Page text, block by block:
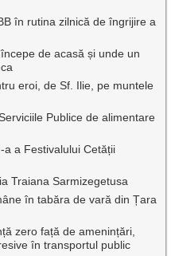
în rutina zilnică de îngrijire a
de acasă și unde un
eroi, de Sf. Ilie, pe muntele
Publice de alimentare
a a Festivalului Cetății
Traiana Sarmizegetusa
în tabăra de vară din Țara
zero față de amenințări,
în transportul public